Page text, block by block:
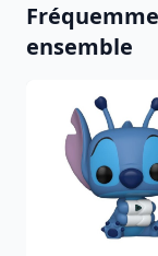
ensemble